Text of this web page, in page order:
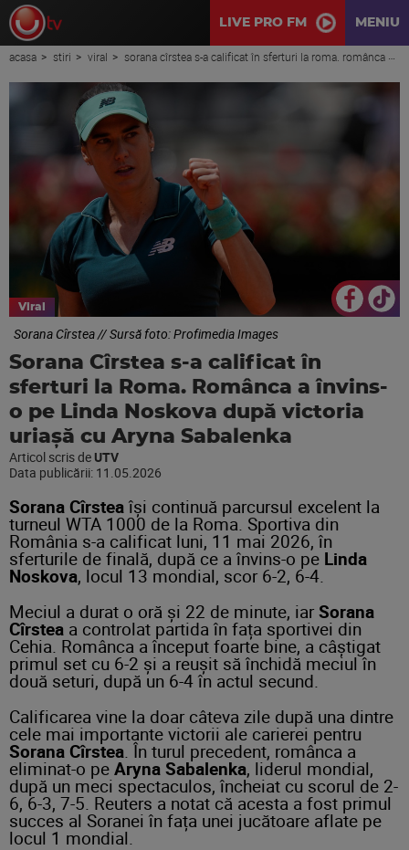
LIVE PRO FM MENIU
acasa stiri viral sorana cîrstea s-a calificat în sferturi la roma. românca a învins-o pe linda noskova după victoria uriașă cu aryna sabalenka
Viral
Sorana Cîrstea // Sursă foto: Profimedia Images
Sorana Cîrstea s-a calificat în
sferturi la Roma. Românca a învins-
o pe Linda Noskova după victoria
uriașă cu Aryna Sabalenka
Articol scris de UTV
Data publicării: 11.05.2026
Sorana Cîrstea își continuă parcursul excelent la
turneul WTA 1000 de la Roma. Sportiva din
România s-a calificat luni, 11 mai 2026, în
sferturile de finală, după ce a învins-o pe Linda
Noskova, locul 13 mondial, scor 6-2, 6-4.
Meciul a durat o oră și 22 de minute, iar Sorana
Cîrstea a controlat partida în fața sportivei din
Cehia. Românca a început foarte bine, a câștigat
primul set cu 6-2 și a reușit să închidă meciul în
două seturi, după un 6-4 în actul secund.
Calificarea vine la doar câteva zile după una dintre
cele mai importante victorii ale carierei pentru
Sorana Cîrstea . În turul precedent, românca a
eliminat-o pe Aryna Sabalenka, liderul mondial,
după un meci spectaculos, încheiat cu scorul de 2-
6, 6-3, 7-5. Reuters a notat că acesta a fost primul
succes al Soranei în fața unei jucătoare aflate pe
locul 1 mondial.